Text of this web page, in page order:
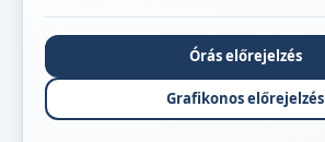
Órás előrejelzés
Grafikonos előrejelzés